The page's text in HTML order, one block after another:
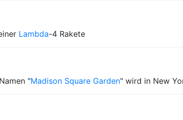
Lambda-4 Rakete
"Madison Square Garden" wird in New